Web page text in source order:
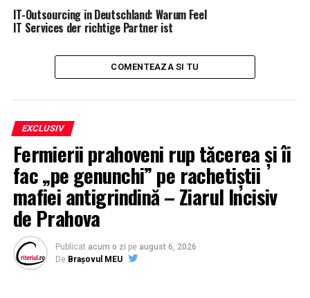
Transgaz
Reamintim ca, una dintre uneltele procurorului
“Portocala” este Constantin Sorin zis “Cireasa”, fratele
CONSTANTIN RAZVAN ANGHEL
Ploiesti.
La inceputul anului 2018, Constantin Sorin a spalat
putina de la DNA ST Ploiesti pentru a nu fi prins in
“morisca” penala cercetata in prezent de Secţia pentru
investigarea magistraţilor din Parchetul General.
Astfel, Constantin Sorin s-a “transferat” in regim de
urgenta la Serviciul Inmatriculari Auto din cadrul IPJ
Prahova, unde a facut “purici” doar 3-4 luni de zile.
Pentru a isi pierde “urma” in fata anchetatorilor,
Constantin Sorin s-a pensionat, in mod dubios, ilegal
din punctul nostru de vedere, ajutat de sefi din DIPI.
IT-Outsourcing in Deutschland: Warum Feel
IT Services der richtige Partner ist
COMENTEAZA SI TU
EXCLUSIV
Fermierii prahoveni rup tăcerea și îi
fac „pe genunchi” pe rachetiștii
mafiei antigrindină – Ziarul Incisiv
de Prahova
Publicat acum o zi pe august 6, 2026
De Brașovul MEU